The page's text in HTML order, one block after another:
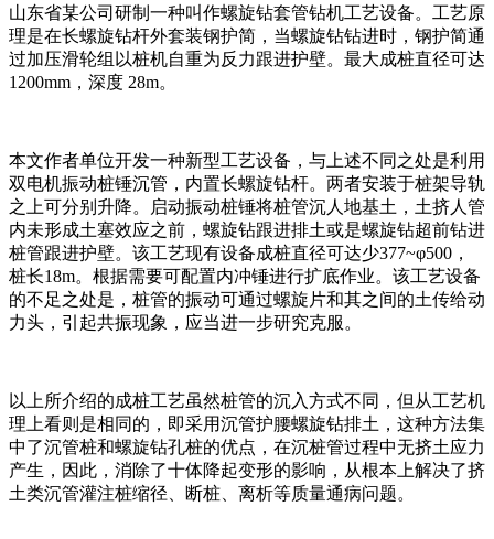
山东省某公司研制一种叫作螺旋钻套管钻机工艺设备。工艺原
理是在长螺旋钻杆外套装钢护简，当螺旋钻钻进时，钢护简通
过加压滑轮组以桩机自重为反力跟进护壁。最大成桩直径可达
1200mm，深度 28m。
本文作者单位开发一种新型工艺设备，与上述不同之处是利用
双电机振动桩锤沉管，内置长螺旋钻杆。两者安装于桩架导轨
之上可分别升降。启动振动桩锤将桩管沉人地基土，土挤人管
内未形成土塞效应之前，螺旋钻跟进排土或是螺旋钻超前钻进
桩管跟进护壁。该工艺现有设备成桩直径可达少377~φ500，
桩长18m。根据需要可配置内冲锤进行扩底作业。该工艺设备
的不足之处是，桩管的振动可通过螺旋片和其之间的土传给动
力头，引起共振现象，应当进一步研究克服。
以上所介绍的成桩工艺虽然桩管的沉入方式不同，但从工艺机
理上看则是相同的，即采用沉管护腰螺旋钻排土，这种方法集
中了沉管桩和螺旋钻孔桩的优点，在沉桩管过程中无挤土应力
产生，因此，消除了十体降起变形的影响，从根本上解决了挤
土类沉管灌注桩缩径、断桩、离析等质量通病问题。